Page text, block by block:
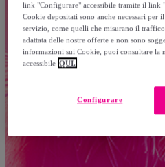
link "Configurare" accessibile tramite il
Cookie depositati sono anche necessari per
servizio, come quelli che misurano il
adattata delle nostre offerte e non sono
informazioni sui Cookie, puoi consultare la
accessibile QUI.
Configurare